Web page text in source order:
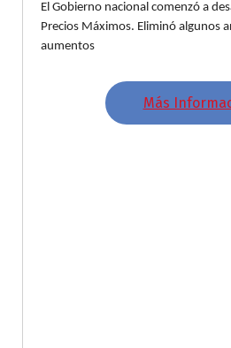
El Gobierno nacional comenzó a
Precios Máximos. Eliminó algunos
aumentos
Más